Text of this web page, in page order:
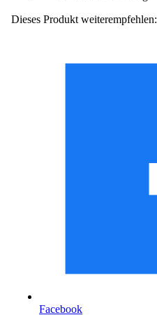
Dieses Produkt weiterempfehlen:
Facebook